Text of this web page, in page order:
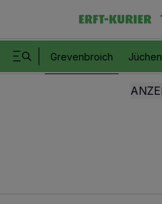
Grevenbroich Jüchen